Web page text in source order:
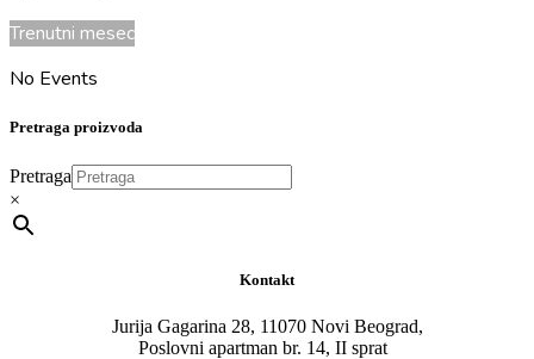
Trenutni mesec
No Events
Pretraga proizvoda
Pretraga
×
Kontakt
Jurija Gagarina 28, 11070 Novi Beograd,
Poslovni apartman br. 14, II sprat